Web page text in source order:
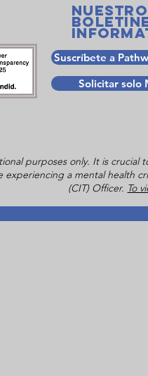
Suscríbete a
Solicitar solo
purposes only. It is
a mental health
(CIT) Officer. To